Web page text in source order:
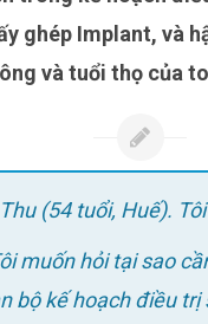
ghép Implant, và
và tuổi thọ của
(54 tuổi, Huế).
muốn hỏi tại sao
bộ kế hoạch điều